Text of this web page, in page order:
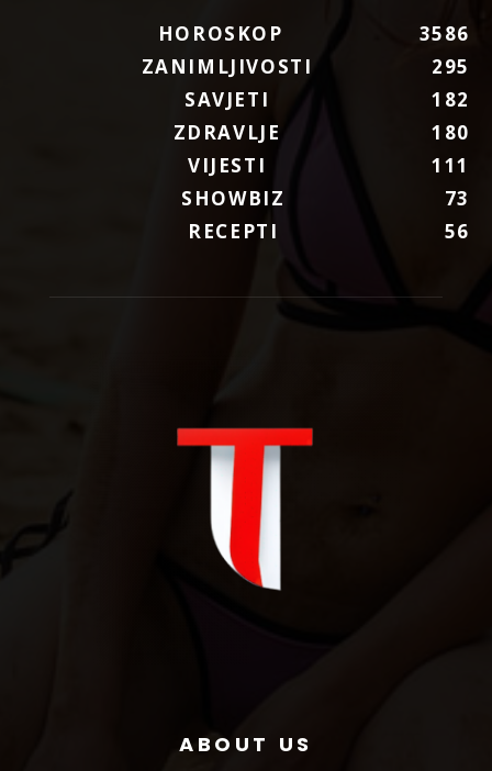
HOROSKOP
3586
ZANIMLJIVOSTI
295
SAVJETI
182
ZDRAVLJE
180
VIJESTI
111
SHOWBIZ
73
RECEPTI
56
ABOUT US